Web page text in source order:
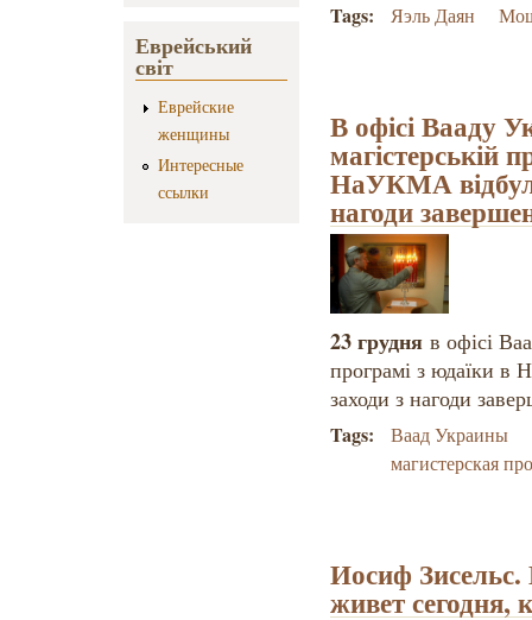
Еврейський
світ
Еврейские
женщины
Интересные
ссылки
Tags: Яэль Даян
В офісі Вааду
магістерській
НаУКМА
нагоди
23 грудня в офісі
програмі з юдаїки в
заходи з нагоди
Tags: Ваад Украины
магистерская
Иосиф
живет сегодня,